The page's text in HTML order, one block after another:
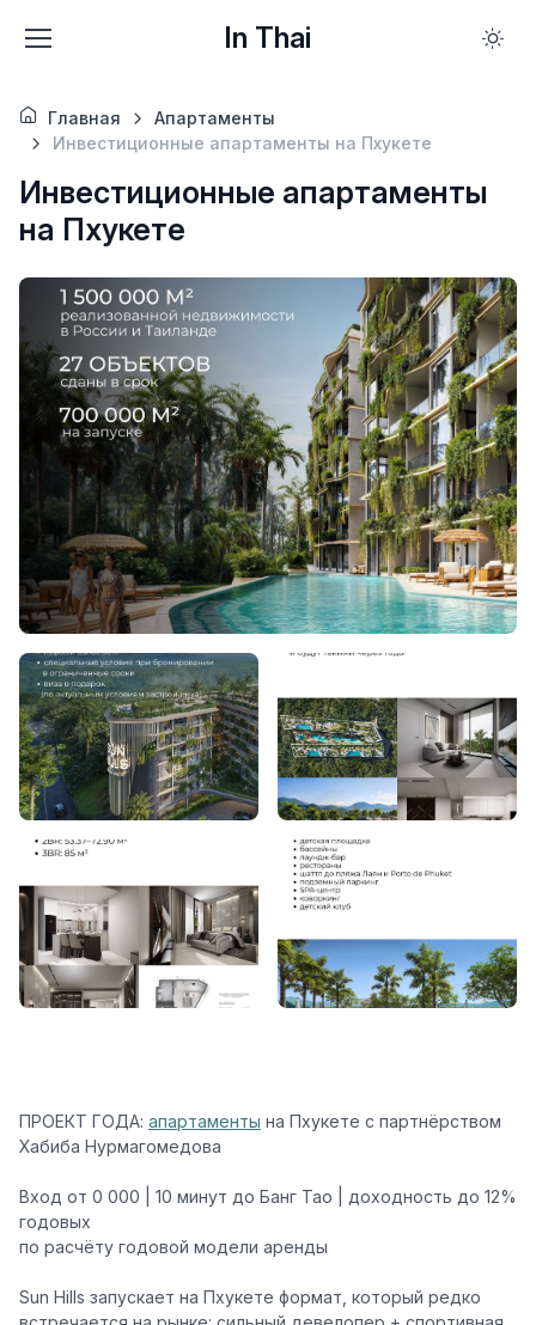
In Thai
Главная
Апартаменты
Инвестиционные апартаменты на Пхукете
Инвестиционные апартаменты
на Пхукете
ПРОЕКТ ГОДА: апартаменты на Пхукете с партнёрством
Хабиба Нурмагомедова
Вход от 0 000 | 10 минут до Банг Тао | доходность до 12%
годовых
по расчёту годовой модели аренды
Sun Hills запускает на Пхукете формат, который редко